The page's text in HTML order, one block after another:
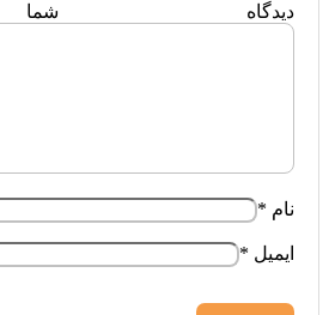
دیدگاه
نام *
ایمیل *